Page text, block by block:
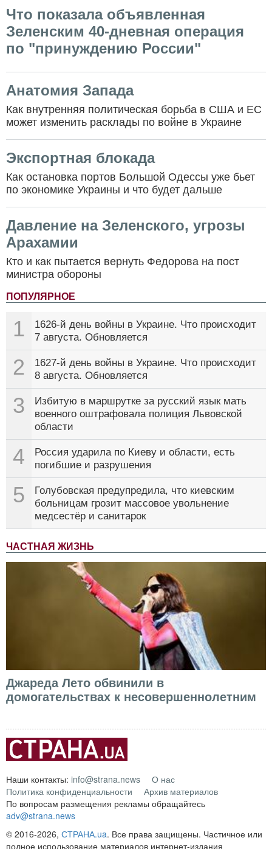
Что показала объявленная
Зеленским 40-дневная операция
по "принуждению России"
Анатомия Запада
Как внутренняя политическая борьба в США и ЕС
может изменить расклады по войне в Украине
Экспортная блокада
Как остановка портов Большой Одессы уже бьет
по экономике Украины и что будет дальше
Давление на Зеленского, угрозы
Арахамии
Кто и как пытается вернуть Федорова на пост
министра обороны
ПОПУЛЯРНОЕ
1
1626-й день войны в Украине. Что происходит
7 августа. Обновляется
2
1627-й день войны в Украине. Что происходит
8 августа. Обновляется
3
Избитую в маршрутке за русский язык мать
военного оштрафовала полиция Львовской
области
4
Россия ударила по Киеву и области, есть
погибшие и разрушения
5
Голубовская предупредила, что киевским
больницам грозит массовое увольнение
медсестёр и санитарок
ЧАСТНАЯ ЖИЗНЬ
Джареда Лето обвинили в
домогательствах к несовершеннолетним
Наши контакты: info@strana.news
О нас
Политика конфиденциальности
Архив материалов
По вопросам размещения рекламы обращайтесь
adv@strana.news
© 2016-2026, СТРАНА.ua. Все права защищены. Частичное или
полное использование материалов интернет-издания